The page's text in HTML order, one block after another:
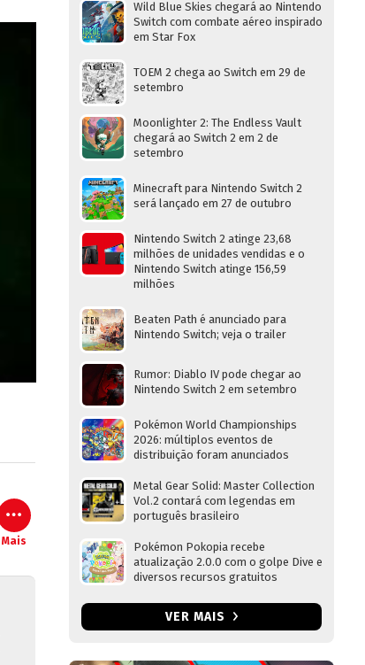
Mais
Wild Blue Skies chegará ao Nintendo
Switch com combate aéreo inspirado
em Star Fox
TOEM 2 chega ao Switch em 29 de
setembro
Moonlighter 2: The Endless Vault
chegará ao Switch 2 em 2 de
setembro
Minecraft para Nintendo Switch 2
será lançado em 27 de outubro
Nintendo Switch 2 atinge 23,68
milhões de unidades vendidas e o
Nintendo Switch atinge 156,59
milhões
Beaten Path é anunciado para
Nintendo Switch; veja o trailer
Rumor: Diablo IV pode chegar ao
Nintendo Switch 2 em setembro
Pokémon World Championships
2026: múltiplos eventos de
distribuição foram anunciados
Metal Gear Solid: Master Collection
Vol.2 contará com legendas em
português brasileiro
Pokémon Pokopia recebe
atualização 2.0.0 com o golpe Dive e
diversos recursos gratuitos
VER MAIS